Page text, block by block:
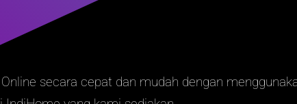
secara cepat dan mudah dengan